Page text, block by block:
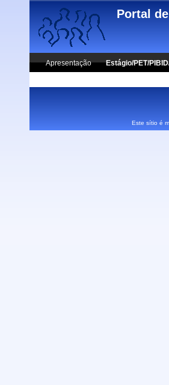
Skip to main content
Portal
Apresentação Estágio/PET/
Este sítio é